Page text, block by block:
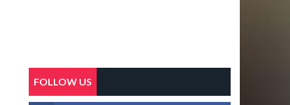
FOLLOW US